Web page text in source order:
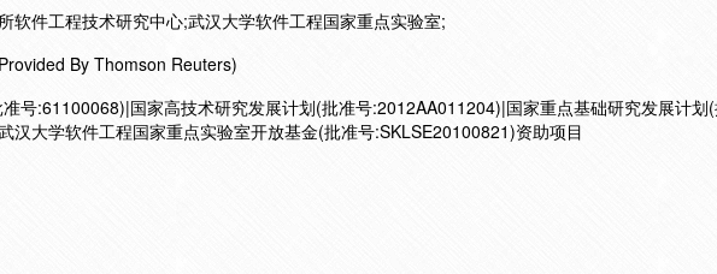
软件工程技术研究中心;武汉大学软件工程国家重点实验室;
By Thomson Reuters)
号:61100068)|国家高技术研究发展计划(批准号:2012AA011204)|国家重点基础研究发展计划
汉大学软件工程国家重点实验室开放基金(批准号:SKLSE20100821)资助项目